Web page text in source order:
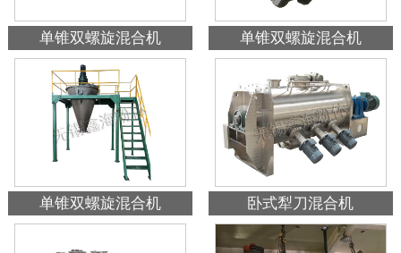
单锥双螺旋混合机 单锥双螺旋混合机
单锥双螺旋混合机 卧式犁刀混合机